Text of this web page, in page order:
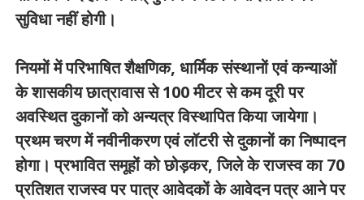
सुविधा नहीं होगी।
नियमों में परिभाषित शैक्षणिक, धार्मिक संस्थानों एवं कन्याओं
के शासकीय छात्रावास से 100 मीटर से कम दूरी पर
अवस्थित दुकानों को अन्यत्र विस्थापित किया जायेगा।
प्रथम चरण में नवीनीकरण एवं लॉटरी से दुकानों का निष्पादन
होगा। प्रभावित समूहों को छोड़कर, जिले के राजस्व का 70
प्रतिशत राजस्व पर पात्र आवेदकों के आवेदन पत्र आने पर